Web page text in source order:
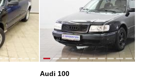
Audi 100